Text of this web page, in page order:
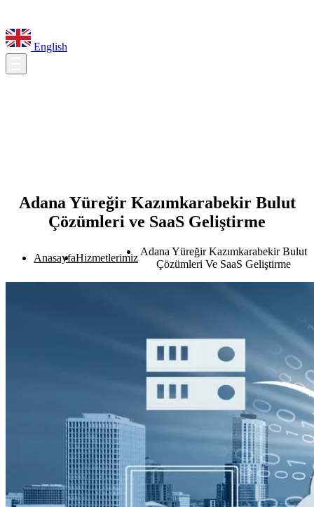
English
Adana Yüreğir Kazımkarabekir Bulut
Çözümleri ve SaaS Geliştirme
AnasayfaHizmetlerimiz
Adana Yüreğir Kazımkarabekir Bulut
Çözümleri Ve SaaS Geliştirme